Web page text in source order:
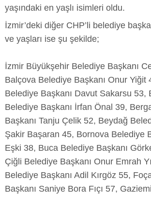
yaşındaki en yaşlı isimleri oldu.
İzmir’deki diğer CHP’li belediye
ve yaşları ise şu şekilde;
İzmir Büyükşehir Belediye Başkanı
Balçova Belediye Başkanı Onur Yiğit
Belediye Başkanı Davut Sakarsu 53,
Belediye Başkanı İrfan Önal 39,
Başkanı Tanju Çelik 52, Beydağ
Şakir Başaran 45, Bornova Belediye
Eşki 38, Buca Belediye Başkanı
Çiğli Belediye Başkanı Onur Emrah
Belediye Başkanı Adil Kırgöz 55,
Başkanı Saniye Bora Fıçı 57,